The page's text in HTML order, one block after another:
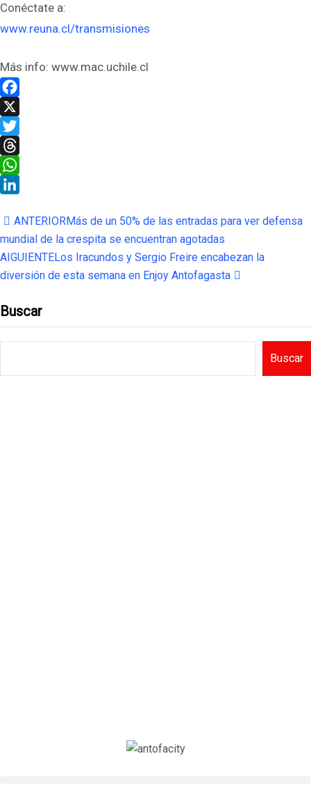
Conéctate a:
www.reuna.cl/transmisiones
Más info: www.mac.uchile.cl
Facebook
X
Twitter
Threads
WhatsApp
ANTERIORMás de un 50% de las entradas para ver defensa
mundial de la crespita se encuentran agotadas
AIGUIENTELos Iracundos y Sergio Freire encabezan la
diversión de esta semana en Enjoy Antofagasta
Buscar
Buscar